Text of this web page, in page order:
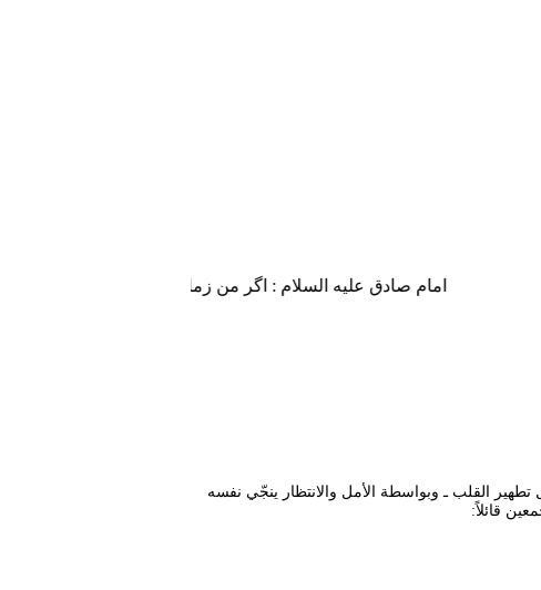
امام صادق علیه السلام : اگر من زمان او (حضرت مهدی علیه
القلب ـ وبواسطة الأمل والانتظار ينجّي نفسه
قائلاً: